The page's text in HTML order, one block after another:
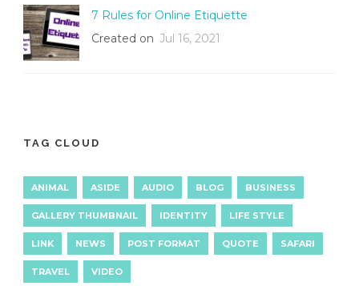
7 Rules for Online Etiquette
Created on Jul 16, 2021
TAG CLOUD
ANIMAL ASIDE AUDIO BLOG BUSINESS
GALLERY THUMBNAIL IDENTITY LIFE STYLE
LINK NEWS POST FORMAT QUOTE SAFARI
TRAVEL VIDEO